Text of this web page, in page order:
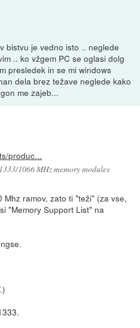
bistvu je vedno isto .. neglede
.. ko vžgem PC se oglasi dolg
presledek in se mi windows
dela brez težave neglede kako
me zajeb...
produc...
1066 MHz memory modules
ramov, zato ti "teži" (za vse,
"Memory Support List" na